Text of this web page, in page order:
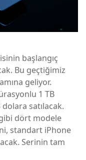
başlangıç
Bu geçtiğimiz
geliyor.
1 TB
satılacak.
dört modele
standart iPhone
Serinin tam